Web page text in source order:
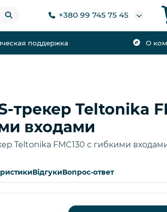
+380 99 745 75 45
поддержка О
трекер Teltonika
входами
Teltonika FMC130 с гибкими
ВідгукиВопрос-ответ